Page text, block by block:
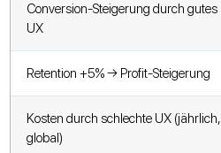
Conversion-Steigerung durch gutes
UX
Retention +5% → Profit-Steigerung
Kosten durch schlechte UX (jährlich,
global)